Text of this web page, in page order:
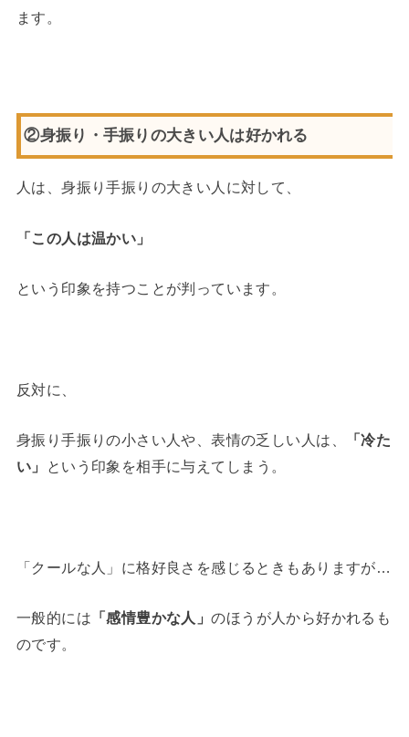
ます。
②身振り・手振りの大きい人は好かれる
人は、身振り手振りの大きい人に対して、
「この人は温かい」
という印象を持つことが判っています。
反対に、
身振り手振りの小さい人や、表情の乏しい人は、
「冷た
い」
という印象を相手に与えてしまう。
「クールな人」に格好良さを感じるときもありますが…
一般的には 「感情豊かな人」のほうが人から好かれるも
のです。